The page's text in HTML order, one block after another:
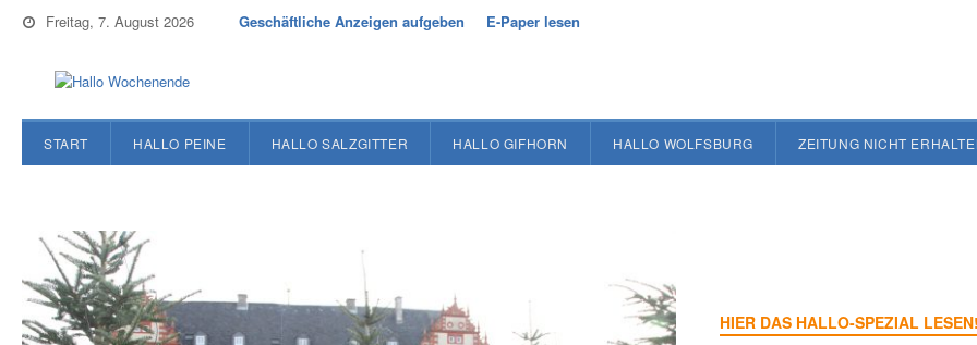
Freitag, 7. August 2026 Geschäftliche Anzeigen aufgeben E-Paper lesen
START HALLO PEINE HALLO SALZGITTER HALLO GIFHORN HALLO WOLFSBURG ZEITUNG NICHT
HIER DAS HALLO-SPEZIAL